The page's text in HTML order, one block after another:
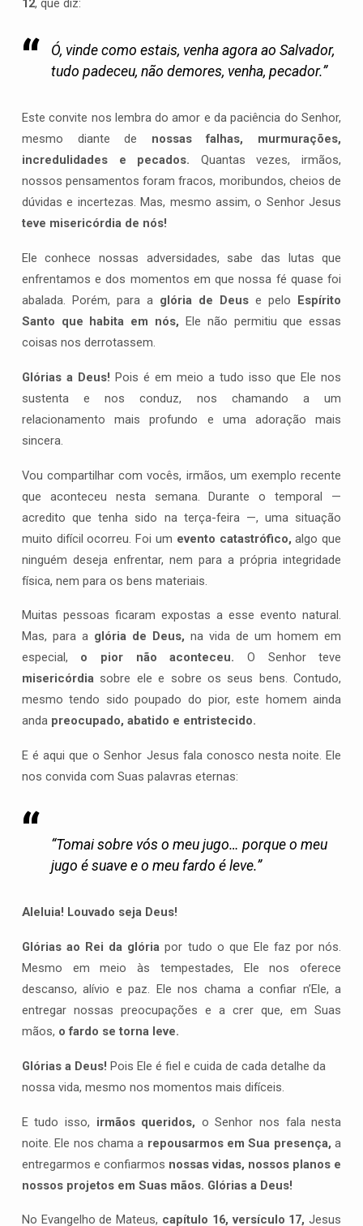
12, que diz:
Ó, vinde como estais, venha agora ao Salvador,
tudo padeceu, não demores, venha, pecador.”
Este convite nos lembra do amor e da paciência do Senhor,
mesmo diante de nossas falhas, murmurações,
incredulidades e pecados. Quantas vezes, irmãos,
nossos pensamentos foram fracos, moribundos, cheios de
dúvidas e incertezas. Mas, mesmo assim, o Senhor Jesus
teve misericórdia de nós!
Ele conhece nossas adversidades, sabe das lutas que
enfrentamos e dos momentos em que nossa fé quase foi
abalada. Porém, para a glória de Deus e pelo Espírito
Santo que habita em nós, Ele não permitiu que essas
coisas nos derrotassem.
Glórias a Deus! Pois é em meio a tudo isso que Ele nos
sustenta e nos conduz, nos chamando a um
relacionamento mais profundo e uma adoração mais
sincera.
Vou compartilhar com vocês, irmãos, um exemplo recente
que aconteceu nesta semana. Durante o temporal —
acredito que tenha sido na terça-feira —, uma situação
muito difícil ocorreu. Foi um evento catastrófico, algo que
ninguém deseja enfrentar, nem para a própria integridade
física, nem para os bens materiais.
Muitas pessoas ficaram expostas a esse evento natural.
Mas, para a glória de Deus, na vida de um homem em
especial, o pior não aconteceu. O Senhor teve
misericórdiasobre ele e sobre os seus bens. Contudo,
mesmo tendo sido poupado do pior, este homem ainda
anda preocupado, abatido e entristecido.
E é aqui que o Senhor Jesus fala conosco nesta noite. Ele
nos convida com Suas palavras eternas:
“Tomai sobre vós o meu jugo… porque o meu
jugo é suave e o meu fardo é leve.”
Aleluia! Louvado seja Deus!
Glórias ao Rei da glória por tudo o que Ele faz por nós.
Mesmo em meio às tempestades, Ele nos oferece
descanso, alívio e paz. Ele nos chama a confiar n’Ele, a
entregar nossas preocupações e a crer que, em Suas
mãos, o fardo se torna leve.
Glórias a Deus! Pois Ele é fiel e cuida de cada detalhe da
nossa vida, mesmo nos momentos mais difíceis.
E tudo isso, irmãos queridos, o Senhor nos fala nesta
noite. Ele nos chama a repousarmos em Sua presença, a
entregarmos e confiarmos nossas vidas, nossos planos e
nossos projetos em Suas mãos. Glórias a Deus!
No Evangelho de Mateus, capítulo 16, versículo 17, Jesus